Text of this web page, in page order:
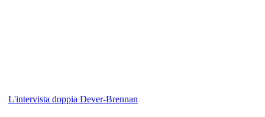
L'intervista doppia Dever-Brennan